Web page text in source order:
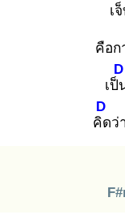
เ
คือก
เป็
D
คิด
D
ว่